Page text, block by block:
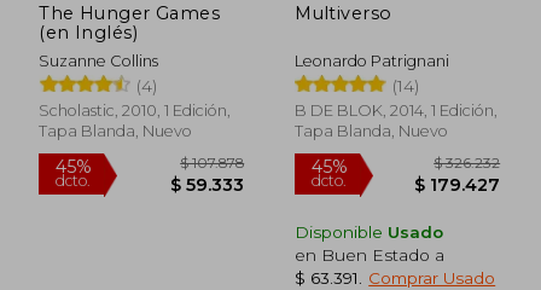
dcto.
The Hunger Games
(en Inglés)
Suzanne Collins
(4)
Scholastic, 2010, 1 Edición,
Tapa Blanda, Nuevo
Multiverso
Leonardo Patrignani
(14)
B DE BLOK, 2014, 1 Edición,
Tapa Blanda, Nuevo
Disponible Usado
en Buen Estado a
$ 63.391
Comprar Usado